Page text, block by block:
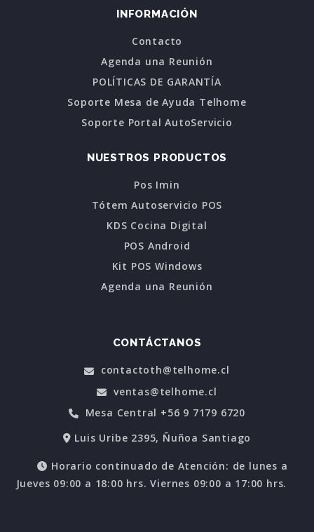
INFORMACIÓN
Contacto
Agenda una Reunión
POLÍTICAS DE GARANTÍA
Soporte Mesa de Ayuda Telhome
Soporte Portal AutoServicio
NUESTROS PRODUCTOS
Pos Imin
Tótem Autoservicio POS
KDS Cocina Digital
POS Android
Kit POS Windows
Agenda una Reunión
CONTÁCTANOS
contactoth@telhome.cl
ventas@telhome.cl
Mesa Central +56 9 7179 6720
Luis Uribe 2395, Ñuñoa Santiago
Horario continuado de Atención: de lunes a
Jueves 09:00 a 18:00 hrs. Viernes 09:00 a 17:00 hrs.